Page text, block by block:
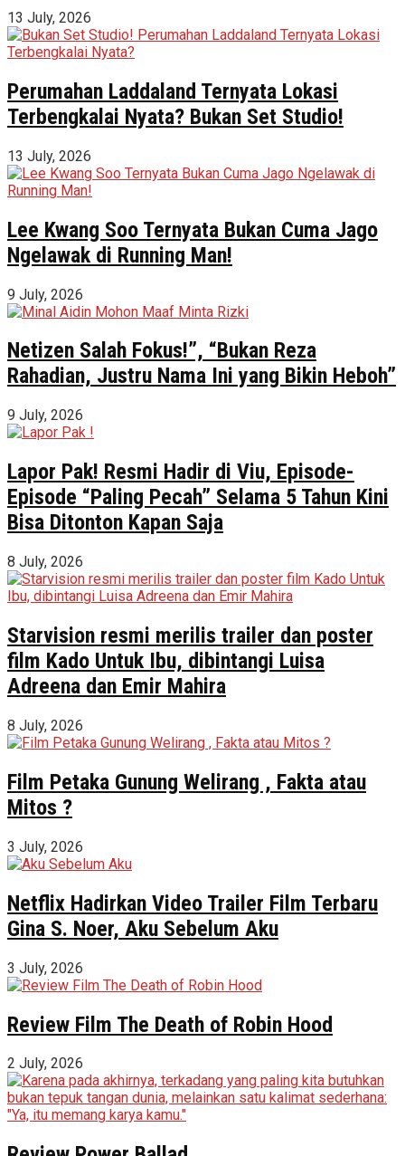
13 July, 2026
Perumahan Laddaland Ternyata Lokasi
Terbengkalai Nyata? Bukan Set Studio!
13 July, 2026
Lee Kwang Soo Ternyata Bukan Cuma Jago
Ngelawak di Running Man!
9 July, 2026
Netizen Salah Fokus!”, “Bukan Reza
Rahadian, Justru Nama Ini yang Bikin Heboh”
9 July, 2026
Lapor Pak! Resmi Hadir di Viu, Episode-
Episode “Paling Pecah” Selama 5 Tahun Kini
Bisa Ditonton Kapan Saja
8 July, 2026
Starvision resmi merilis trailer dan poster
film Kado Untuk Ibu, dibintangi Luisa
Adreena dan Emir Mahira
8 July, 2026
Film Petaka Gunung Welirang , Fakta atau
Mitos ?
3 July, 2026
Netflix Hadirkan Video Trailer Film Terbaru
Gina S. Noer, Aku Sebelum Aku
3 July, 2026
Review Film The Death of Robin Hood
2 July, 2026